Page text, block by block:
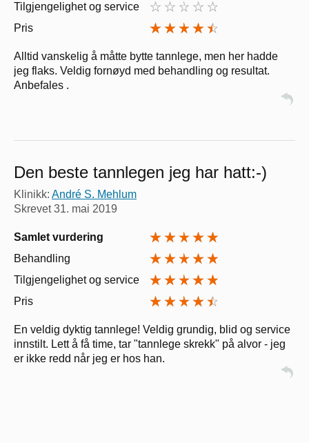
Tilgjengelighet og service
Pris
Alltid vanskelig å måtte bytte tannlege, men her hadde
jeg flaks. Veldig fornøyd med behandling og resultat.
Anbefales .
Den beste tannlegen jeg har hatt:-)
Klinikk: André S. Mehlum
Skrevet31. mai 2019
Samlet vurdering
Behandling
Tilgjengelighet og service
Pris
En veldig dyktig tannlege! Veldig grundig, blid og service
innstilt. Lett å få time, tar "tannlege skrekk" på alvor - jeg
er ikke redd når jeg er hos han.